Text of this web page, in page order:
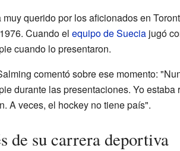
querido por los aficionados en
Cuando el equipo de Sueciajugó
cuando lo presentaron.
comentó sobre ese momento:
durante las presentaciones. Yo
A veces, el hockey no tiene país".
de su carrera deportiva